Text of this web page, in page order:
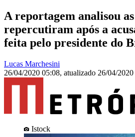
A reportagem analisou
repercutiram após a
feita pelo presidente do
Lucas Marchesini
26/04/2020 05:08, atualizado 26/04/2020
Istock